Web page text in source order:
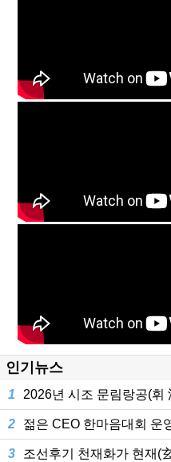
인기뉴스
1 2026년 시조 문림랑공(휘
2 젊은 CEO 한마음대회 운
3 조선후기 천재화가 현재(